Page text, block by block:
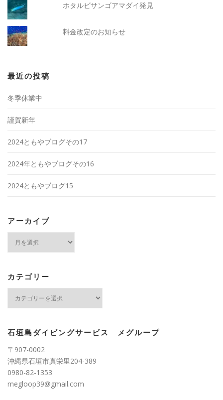
ホタルビサンゴアマダイ発見
料金改定のお知らせ
最近の投稿
冬季休業中
謹賀新年
2024ともやブログその17
2024年ともやブログその16
2024ともやブログ15
アーカイブ
ブ
カテゴリー
ー
石垣島ダイビングサービス メグループ
〒907-0002
沖縄県石垣市真栄里204-389
0980-82-1353
megloop39@gmail.com